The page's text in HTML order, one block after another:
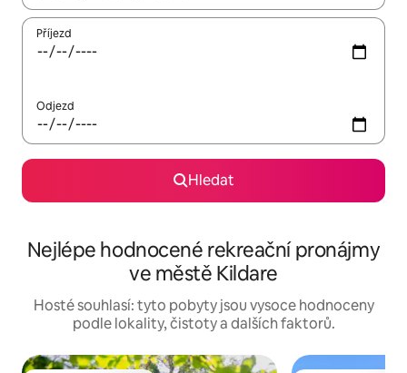
Příjezd
Odjezd
Hledat
Nejlépe hodnocené rekreační pronájmy
ve městě Kildare
Hosté souhlasí: tyto pobyty jsou vysoce hodnoceny
podle lokality, čistoty a dalších faktorů.